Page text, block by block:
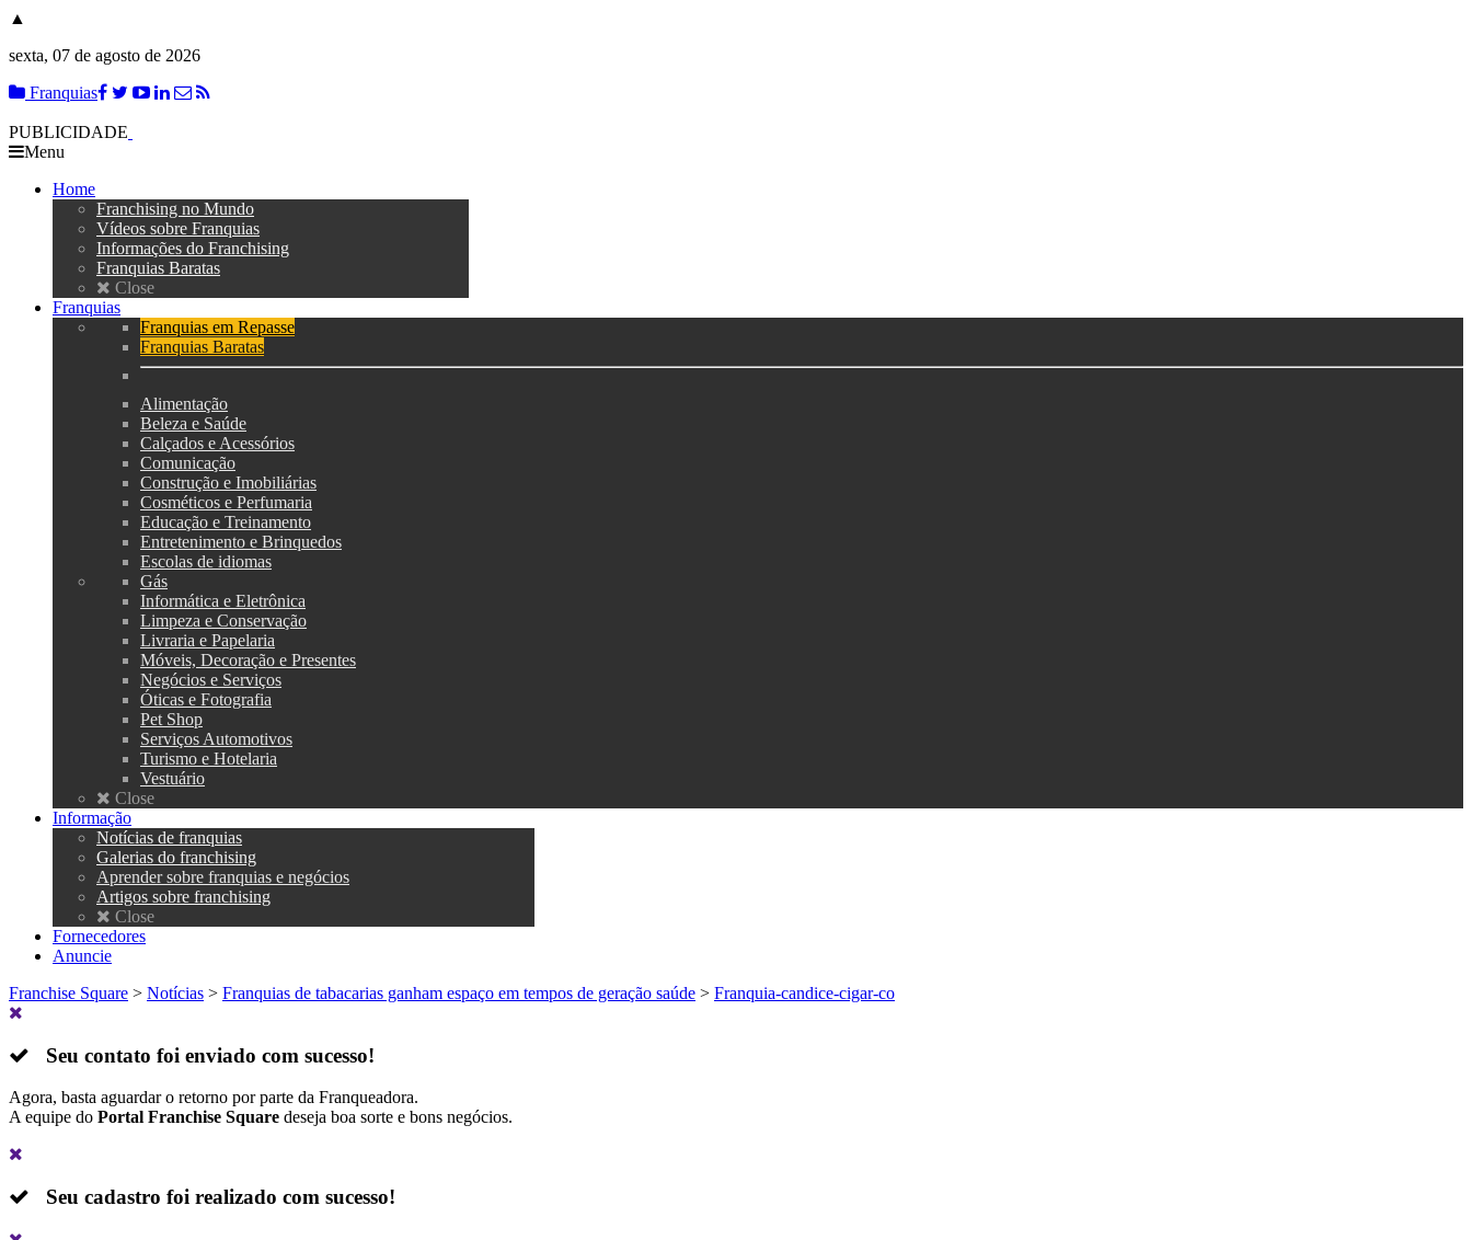
▲
sexta, 07 de agosto de 2026
Franquias
PUBLICIDADE
Menu
Home
Franchising no Mundo
Vídeos sobre Franquias
Informações do Franchising
Franquias Baratas
Close
Franquias
Franquias em Repasse
Franquias Baratas
Alimentação
Beleza e Saúde
Calçados e Acessórios
Comunicação
Construção e Imobiliárias
Cosméticos e Perfumaria
Educação e Treinamento
Entretenimento e Brinquedos
Escolas de idiomas
Gás
Informática e Eletrônica
Limpeza e Conservação
Livraria e Papelaria
Móveis, Decoração e Presentes
Negócios e Serviços
Óticas e Fotografia
Pet Shop
Serviços Automotivos
Turismo e Hotelaria
Vestuário
Close
Informação
Notícias de franquias
Galerias do franchising
Aprender sobre franquias e negócios
Artigos sobre franchising
Close
Fornecedores
Anuncie
Franchise Square > Notícias > Franquias de tabacarias ganham espaço em tempos de geração saúde > Franquia-candice-cigar-co
Seu contato foi enviado com sucesso!
Agora, basta aguardar o retorno por parte da Franqueadora.
A equipe do Portal Franchise Square deseja boa sorte e bons negócios.
Seu cadastro foi realizado com sucesso!